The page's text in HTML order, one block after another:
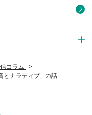
コラム
とナラティブ」の話